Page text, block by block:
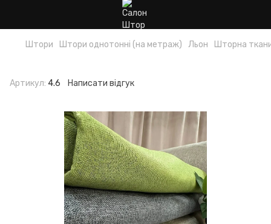
Штори Штори однотонні (на метраж) Льон Шторна
Артикул: 4.6 Написати відгук